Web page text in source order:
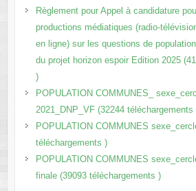
Règlement pour Appel à candidature
productions médiatiques (radio-
en ligne) sur les questions de
du projet horizon espoir Edition 2025
)
POPULATION COMMUNES_
2021_DNP_VF (32244 téléchargements
POPULATION COMMUNES
téléchargements )
POPULATION COMMUNES
finale (39093 téléchargements )